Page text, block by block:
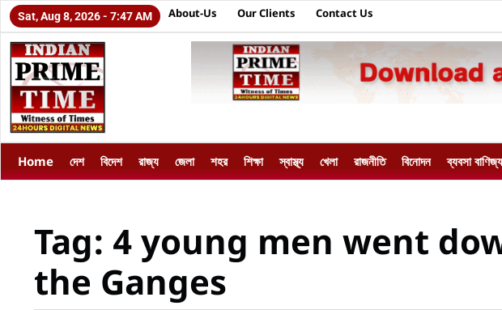
Sat, Aug 8, 2026 - 7:47 AM About-Us Our Clients Contact Us
Home দেশ বিদেশ রাজ্য জেলা শহর শিক্ষা স্বাস্থ্য খেলা রাজনীতি বিনোদন ব্যবসা বাণিজ্য
Tag: 4 young men went
the Ganges